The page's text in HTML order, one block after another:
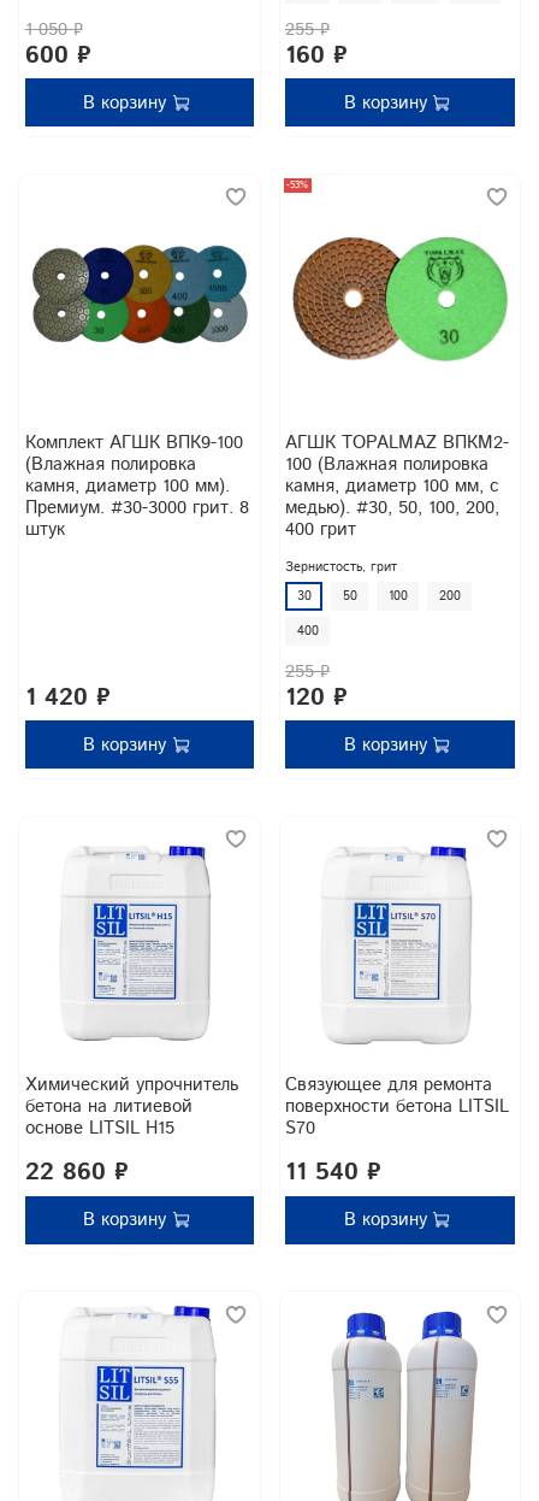
1 050 ₽
600 ₽
В корзину
255 ₽
160 ₽
В корзину
Комплект АГШК ВПК9-100
(Влажная полировка
камня, диаметр 100 мм).
Премиум. #30-3000 грит. 8
штук
1 420 ₽
В корзину
-53%
АГШК TOPALMAZ ВПКМ2-
100 (Влажная полировка
камня, диаметр 100 мм, с
медью). #30, 50, 100, 200,
400 грит
Зернистость, грит
30
50 100
200
400
255 ₽
120 ₽
В корзину
Химический упрочнитель
бетона на литиевой
основе LITSIL H15
22 860 ₽
В корзину
Связующее для ремонта
поверхности бетона LITSIL
S70
11 540 ₽
В корзину